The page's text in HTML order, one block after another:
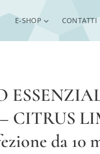
E-SHOP CONTATTI
CITRUS
da 10